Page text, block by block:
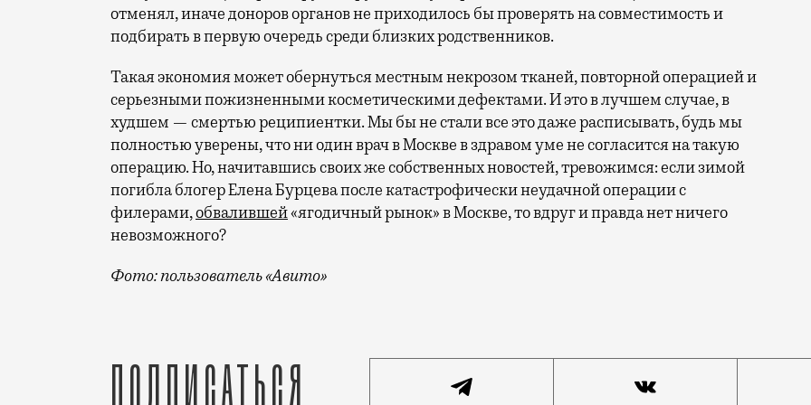
отменял, иначе доноров органов не приходилось бы проверять на совместимость и
подбирать в первую очередь среди близких родственников.
Такая экономия может обернуться местным некрозом тканей, повторной операцией и
серьезными пожизненными косметическими дефектами. И это в лучшем случае, в
худшем — смертью реципиентки. Мы бы не стали все это даже расписывать, будь мы
полностью уверены, что ни один врач в Москве в здравом уме не согласится на такую
операцию. Но, начитавшись своих же собственных новостей, тревожимся: если зимой
погибла блогер Елена Бурцева после катастрофически неудачной операции с
филерами,обвалившей«ягодичный рынок» в Москве, то вдруг и правда нет ничего
невозможного?
Фото: пользователь «Авито»
Подписаться